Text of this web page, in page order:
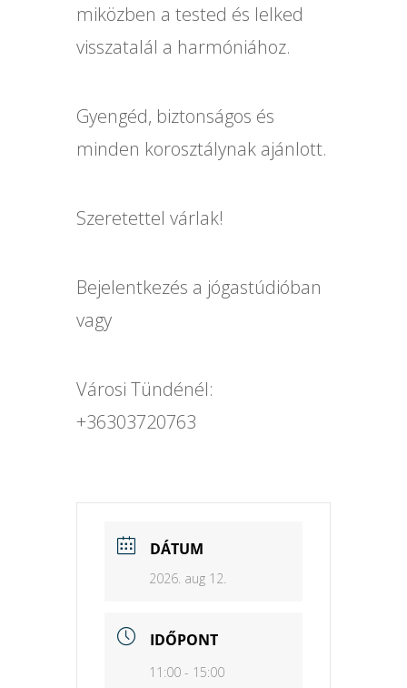
miközben a tested és lelked
visszatalál a harmóniához.
Gyengéd, biztonságos és
minden korosztálynak ajánlott.
Szeretettel várlak!
Bejelentkezés a jógastúdióban
vagy
Városi Tündénél:
+36303720763
DÁTUM
2026. aug 12.
IDŐPONT
11:00 - 15:00